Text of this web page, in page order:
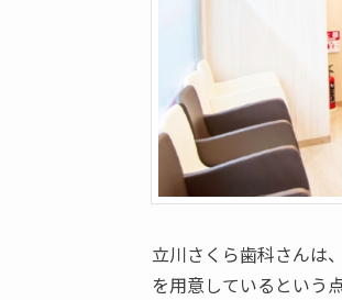
立川さくら歯科さんは
を用意しているという